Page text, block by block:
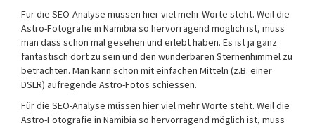
Für die SEO-Analyse müssen hier viel mehr Worte steht. Weil die
Astro-Fotografie in Namibia so hervorragend möglich ist, muss
man dass schon mal gesehen und erlebt haben. Es ist ja ganz
fantastisch dort zu sein und den wunderbaren Sternenhimmel zu
betrachten. Man kann schon mit einfachen Mitteln (z.B. einer
DSLR) aufregende Astro-Fotos schiessen.
Für die SEO-Analyse müssen hier viel mehr Worte steht. Weil die
Astro-Fotografie in Namibia so hervorragend möglich ist, muss